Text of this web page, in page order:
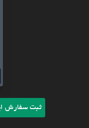
ثبت سفارش